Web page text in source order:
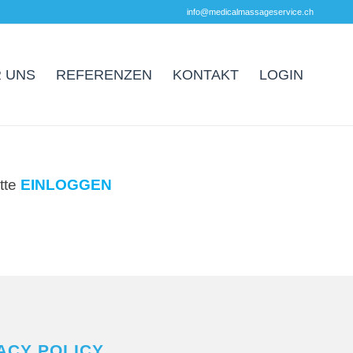
info@medicalmassageservice.ch
UNS REFERENZEN KONTAKT LOGIN
EINLOGGEN